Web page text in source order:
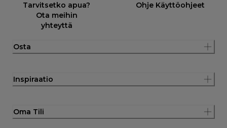
Tarvitsetko apua?
Ota meihin
yhteyttä
Ohje Käyttöohjeet
Osta
Inspiraatio
Oma Tili